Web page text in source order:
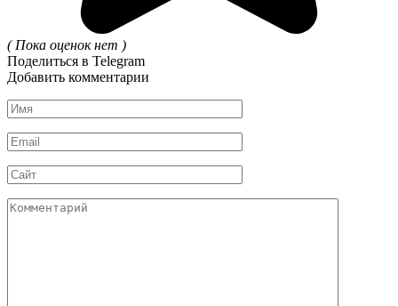
( Пока оценок нет )
Поделиться в Telegram
Добавить комментарии
Имя
*
Email
*
Сайт
Комментарий